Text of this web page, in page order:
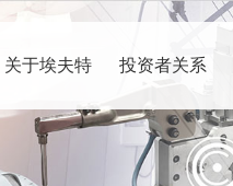
关于埃夫特 投资者关系